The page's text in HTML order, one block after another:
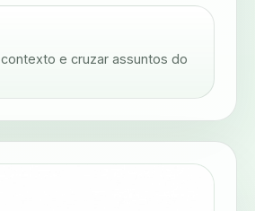
e cruzar assuntos do